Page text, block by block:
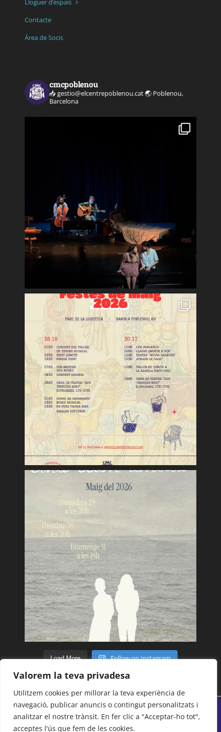
Valorem la teva privadesa
Utilitzem cookies per millorar la teva experiència de
navegació, publicar anuncis o contingut personalitzats i
analitzar el nostre trànsit. En fer clic a "Acceptar-ho tot",
acceptes l'ús que fem de les cookies.
Lloguer d’espais
Contacte
Àrea de Socis
cmcpoblenou
📥 gestio@elcentrepoblenou.cat🌏 Poblenou,
Barcelona
Load More Follow on Instagram
© Tots els drets reservats 2018 - 2026 | Centre